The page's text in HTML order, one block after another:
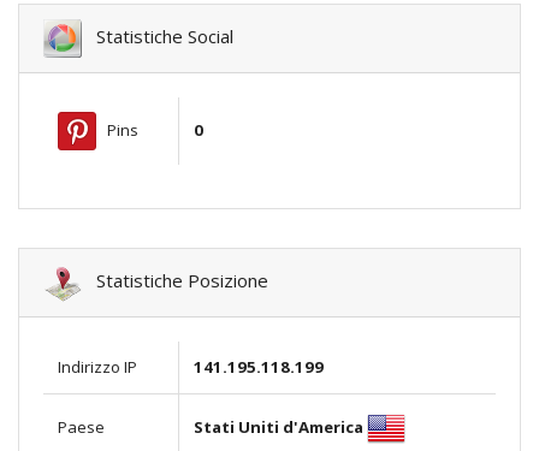
Statistiche Social
Pins 0
Statistiche Posizione
Indirizzo IP 141.195.118.199
Paese Stati Uniti d'America